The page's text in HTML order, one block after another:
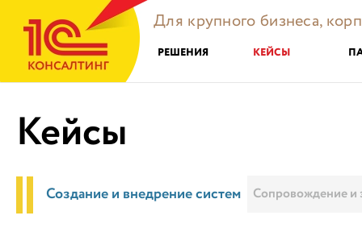
Для крупного бизнеса,
РЕШЕНИЯ КЕЙСЫ
Кейсы
Создание и внедрение систем Сопровождение и